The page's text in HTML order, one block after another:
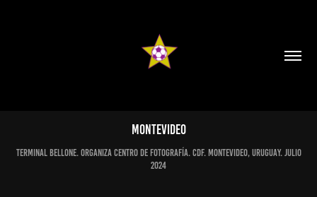
MONTEVIDEO
Terminal Bellone. Organiza Centro de Fotografía. CDF. Montevideo, Uruguay. JUlio
2024